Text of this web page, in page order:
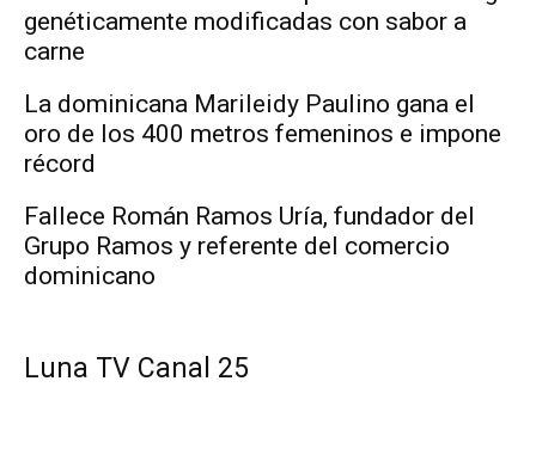
genéticamente modificadas con sabor a
carne
La dominicana Marileidy Paulino gana el
oro de los 400 metros femeninos e impone
récord
Fallece Román Ramos Uría, fundador del
Grupo Ramos y referente del comercio
dominicano
Luna TV Canal 25